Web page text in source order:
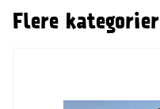
Flere kategorier